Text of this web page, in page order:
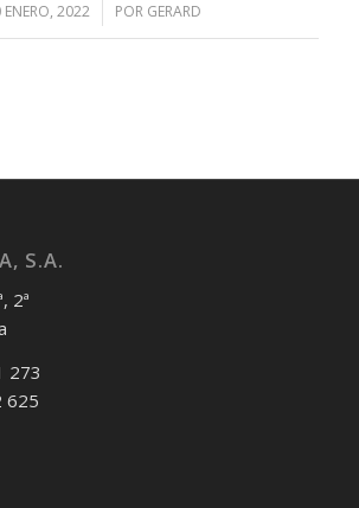
ENERO, 2022
/ POR GERARD
S.A.
2ª
273
625